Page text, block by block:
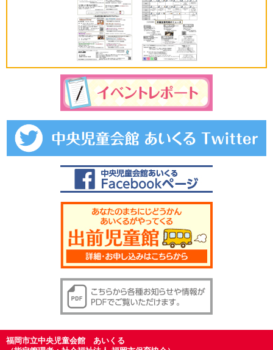
福岡市立中央児童会館 あいくる